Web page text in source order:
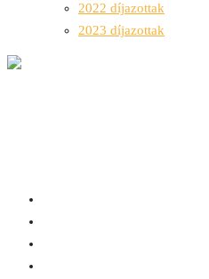
2022 díjazottak
2023 díjazottak